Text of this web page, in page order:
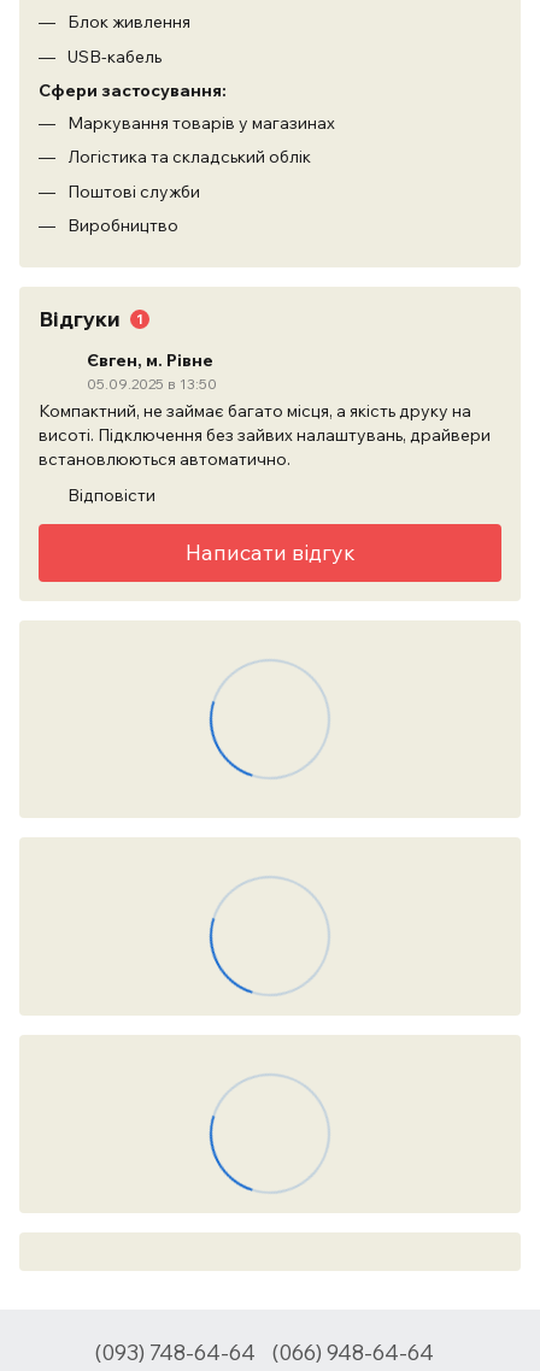
Блок живлення
USB-кабель
Сфери застосування:
Маркування товарів у магазинах
Логістика та складський облік
Поштові служби
Виробництво
Відгуки 1
Євген, м. Рівне
05.09.2025 в 13:50
Компактний, не займає багато місця, а якість друку на
висоті. Підключення без зайвих налаштувань, драйвери
встановлюються автоматично.
Відповісти
Написати відгук
(093) 748-64-64 (066) 948-64-64